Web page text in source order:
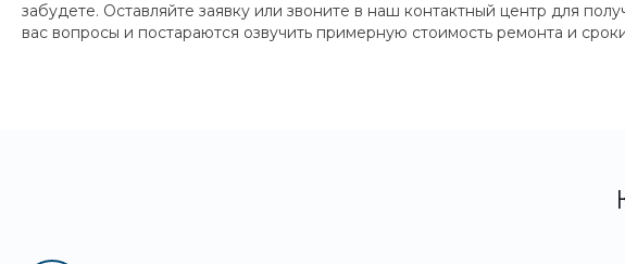
забудете. Оставляйте заявку или звоните в наш контактный центр для
вас вопросы и постараются озвучить примерную стоимость ремонта и